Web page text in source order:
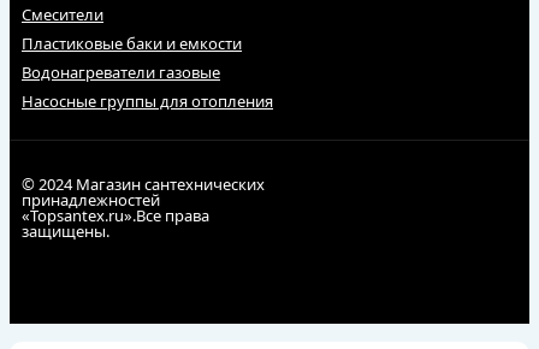
Смесители
Пластиковые баки и емкости
Водонагреватели газовые
Насосные группы для отопления
© 2024 Магазин сантехнических
принадлежностей
«Topsantex.ru».Все права
защищены.